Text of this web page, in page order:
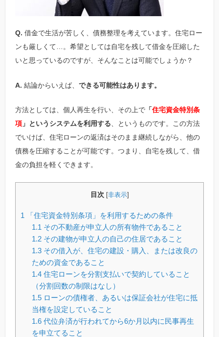
Q. 借金で生活が苦しく、債務整理を考えています。住宅ロー
ンも厳しくて…。希望としては自宅を残して借金を圧縮した
いと思っているのですが、そんなことは可能でしょうか？
A. 結論からいえば、 できる可能性はあります。
方法としては、個人再生を行い、その上で 「住宅資金特別条
項 」というシステムを利用する 、というものです。この方法
でいけば、住宅ローンの返済はそのまま継続しながら、他の
債務を圧縮することが可能です。つまり、自宅を残して、借
金の負担を軽くできます。
目次 非表示]
1 「住宅資金特別条項」を利用するための条件
1.1 その不動産が申立人の所有物件であること
1.2その建物が申立人の自己の住居であること
1.3その借入が、住宅の建設・購入、または改良の
ための資金であること
1.4住宅ローンを分割支払いで契約していること
（分割回数の制限はなし）
1.5ローンの債権者、あるいは保証会社が住宅に抵
当権を設定していること
1.6代位弁済が行われてから6か月以内に民事再生
を申立てること